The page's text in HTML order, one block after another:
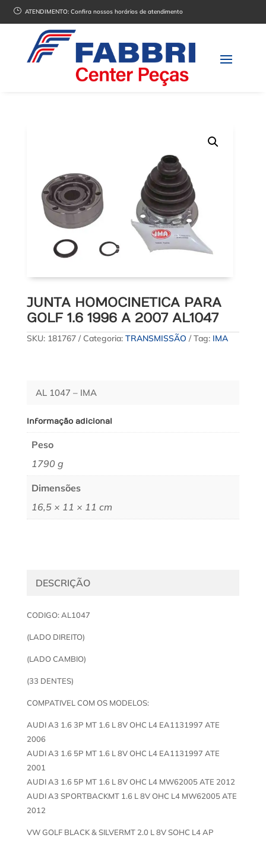
} ATENDIMENTO:Confira nossos horários de atendimento
JUNTA HOMOCINETICA PARA
GOLF 1.6 1996 A 2007 AL1047
SKU: 181767 Categoria: TRANSMISSÃO Tag: IMA
AL 1047 – IMA
Informação adicional
Peso
1790 g
Dimensões
16,5 × 11 × 11 cm
DESCRIÇÃO
CODIGO: AL1047
(LADO DIREITO)
(LADO CAMBIO)
(33 DENTES)
COMPATIVEL COM OS MODELOS:
AUDI A3 1.6 3P MT 1.6 L 8V OHC L4 EA1131997 ATE
2006
AUDI A3 1.6 5P MT 1.6 L 8V OHC L4 EA1131997 ATE
2001
AUDI A3 1.6 5P MT 1.6 L 8V OHC L4 MW62005 ATE 2012
AUDI A3 SPORTBACKMT 1.6 L 8V OHC L4 MW62005 ATE
2012
VW GOLF BLACK & SILVERMT 2.0 L 8V SOHC L4 AP